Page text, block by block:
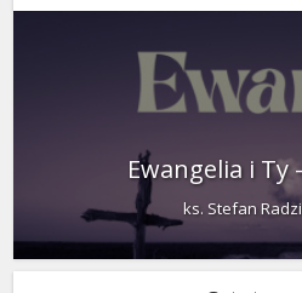
Ewangelia i Ty
ks. Stefan